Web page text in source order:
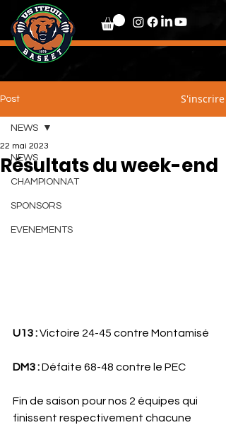
Post S'inscrire
NEWS
CHAMPIONNAT
SPONSORS
EVENEMENTS
NEWS
Résultats du week-end
22 mai 2023
U13 : Victoire 24-45 contre Montamisé
DM3 : Défaite 68-48 contre le PEC
Fin de saison pour nos 2 équipes qui
finissent respectivement chacune